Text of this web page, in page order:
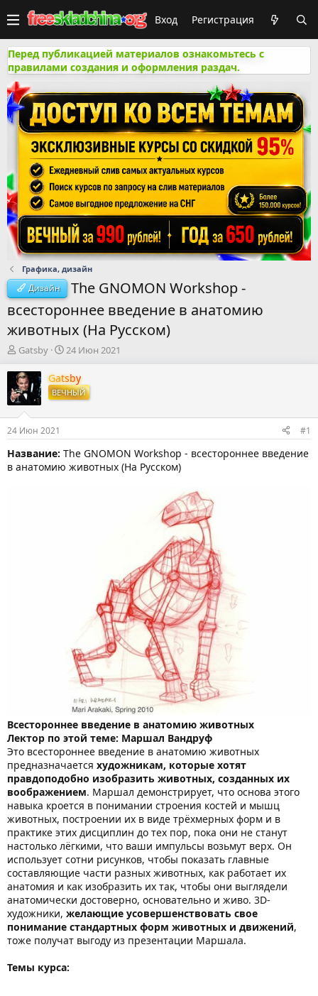
Вход Регистрация
Перед публикацией материалов ознакомьтесь с
правилами создания и оформления раздач.
Графика, дизайн
Дизайн
The GNOMON Workshop -
всестороннее введение в анатомию
животных (На Русском)
А
т
о
р
т
е
м
ы
Gatsby
Д
т
а
н
а
л
а
24 Июн 2021
Gatsby
ВЕЧНЫЙ
24 Июн 2021 #1
Название: The GNOMON Workshop - всестороннее введение
в анатомию животных (На Русском)
Всестороннее введение в анатомию животных
Лектор по этой теме: Маршал Вандруф
Это всестороннее введение в анатомию животных
предназначается художникам, которые хотят
правдоподобно изобразить животных, созданных их
воображением. Маршал демонстрирует, что основа этого
навыка кроется в понимании строения костей и мышц
животных, построении их в виде трёхмерных форм и в
практике этих дисциплин до тех пор, пока они не станут
настолько лёгкими, что ваши импульсы возьмут верх. Он
использует сотни рисунков, чтобы показать главные
составляющие части разных животных, как работает их
анатомия и как изобразить их так, чтобы они выглядели
анатомически достоверно, основательно и живо. 3D-
художники, желающие усовершенствовать свое
понимание стандартных форм животных и движений,
тоже получат выгоду из презентации Маршала.
Темы курса: